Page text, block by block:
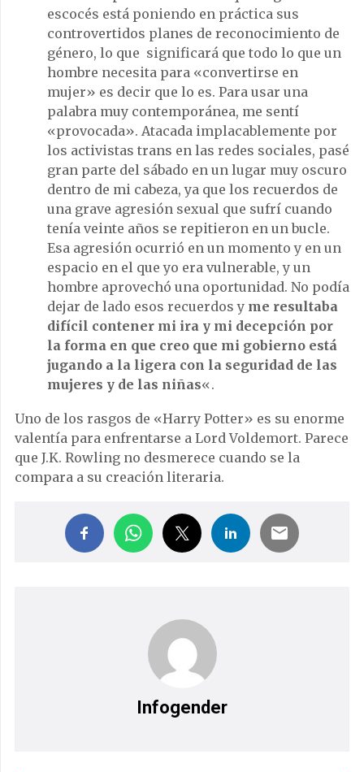
escocés está poniendo en práctica sus
controvertidos planes de reconocimiento de
género, lo que significará que todo lo que un
hombre necesita para «convertirse en
mujer» es decir que lo es. Para usar una
palabra muy contemporánea, me sentí
«provocada». Atacada implacablemente por
los activistas trans en las redes sociales, pasé
gran parte del sábado en un lugar muy oscuro
dentro de mi cabeza, ya que los recuerdos de
una grave agresión sexual que sufrí cuando
tenía veinte años se repitieron en un bucle.
Esa agresión ocurrió en un momento y en un
espacio en el que yo era vulnerable, y un
hombre aprovechó una oportunidad. No podía
dejar de lado esos recuerdos y me resultaba
difícil contener mi ira y mi decepción por
la forma en que creo que mi gobierno está
jugando a la ligera con la seguridad de las
mujeres y de las niñas«.
Uno de los rasgos de «Harry Potter» es su enorme
valentía para enfrentarse a Lord Voldemort. Parece
que J.K. Rowling no desmerece cuando se la
compara a su creación literaria.
Infogender